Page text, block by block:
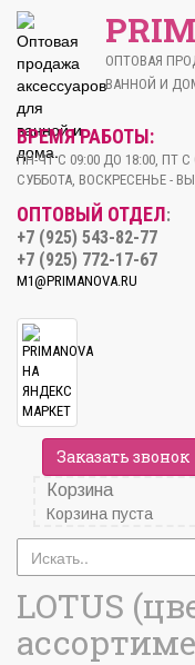
ОПТОВАЯ
ВАННОЙ И
ВРЕМЯ РАБОТЫ:
ПН-ЧТ С 09:00 ДО 18:00, ПТ С
СУББОТА, ВОСКРЕСЕНЬЕ -
ОПТОВЫЙ ОТДЕЛ:
+7 (925) 543-82-77
+7 (925) 772-17-67
M1@PRIMANOVA.RU
Заказать звонок
Корзина
Корзина пуста
LOTUS